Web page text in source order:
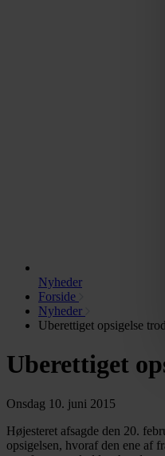
Nyheder
Forside
Nyheder
Uberettiget opsigelse
Uberettiget
Onsdag 10. juni 2015
Højesteret afsagde den 20.
opsigelsen, hvoraf den ene af